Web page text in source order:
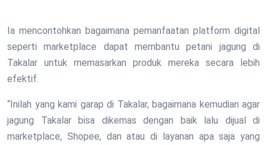
Ia mencontohkan bagaimana pemanfaatan platform digital
seperti marketplace dapat membantu petani jagung di
Takalar untuk memasarkan produk mereka secara lebih
efektif.
“Inilah yang kami garap di Takalar, bagaimana kemudian agar
jagung Takalar bisa dikemas dengan baik lalu dijual di
marketplace, Shopee, dan atau di layanan apa saja yang